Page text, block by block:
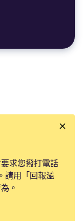
求您撥打電話
請用「回報濫
。